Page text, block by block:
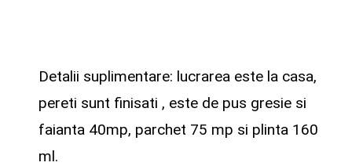
Detalii suplimentare: lucrarea este la casa,
pereti sunt finisati , este de pus gresie si
faianta 40mp, parchet 75 mp si plinta 160
ml.